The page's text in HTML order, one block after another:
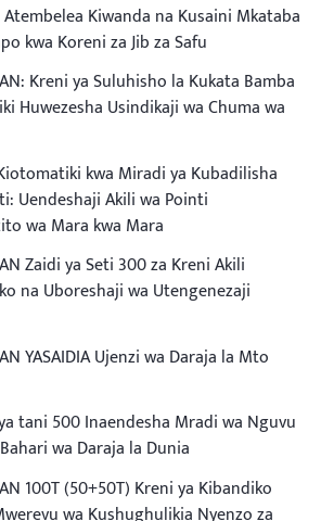
Kiwanda na Kusaini Mkataba
kwa Koreni za Jib za Safu
Kreni ya Suluhisho la Kukata Bamba
Huwezesha Usindikaji wa Chuma wa
kwa Miradi ya Kubadilisha
Uendeshaji Akili wa Pointi
wa Mara kwa Mara
Zaidi ya Seti 300 za Kreni Akili
na Uboreshaji wa Utengenezaji
YASAIDIA Ujenzi wa Daraja la Mto
tani 500 Inaendesha Mradi wa Nguvu
wa Daraja la Dunia
100T (50+50T) Kreni ya Kibandiko
wa Kushughulikia Nyenzo za